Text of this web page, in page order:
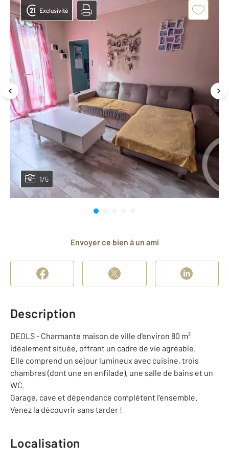
1/5
Exclusivité
Envoyer ce bien à un ami
Description
DEOLS - Charmante maison de ville d'environ 80 m²
idéalement située, offrant un cadre de vie agréable.
Elle comprend un séjour lumineux avec cuisine, trois
chambres (dont une en enfilade), une salle de bains et un
WC.
Garage, cave et dépendance complètent l'ensemble.
Venez la découvrir sans tarder !
Localisation